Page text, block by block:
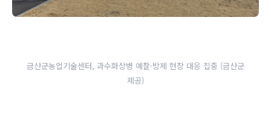
금산군농업기술센터, 과수화상병 예찰·방제 현장 대응 집중 (금산군
제공)